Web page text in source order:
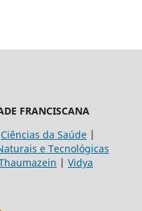
FRANCISCANA
Ciências da Saúde|
e Tecnológicas
| Vidya